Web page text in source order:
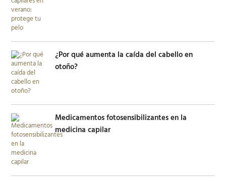
¿Por qué aumenta la caída del cabello en
otoño?
Medicamentos fotosensibilizantes en la
medicina capilar